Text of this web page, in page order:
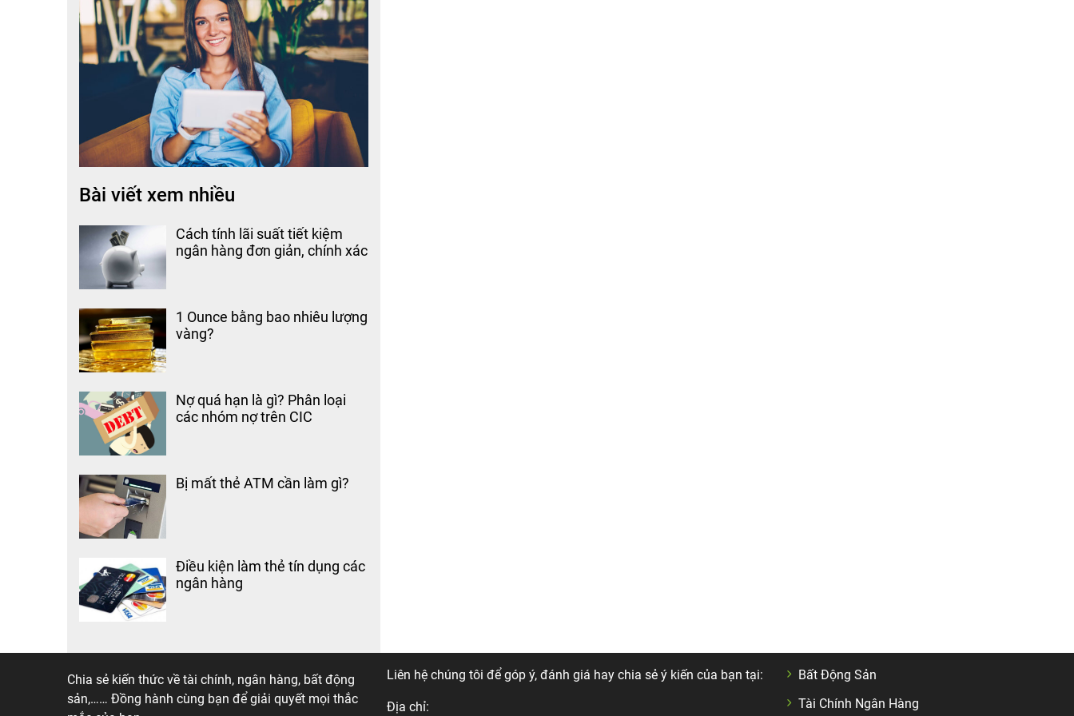
Bài viết xem nhiều
Cách tính lãi suất tiết kiệm
ngân hàng đơn giản, chính xác
1 Ounce bằng bao nhiêu lượng
vàng?
Nợ quá hạn là gì? Phân loại
các nhóm nợ trên CIC
Bị mất thẻ ATM cần làm gì?
Điều kiện làm thẻ tín dụng các
ngân hàng
Chia sẻ kiến thức về tài chính, ngân hàng, bất động
sản,…… Đồng hành cùng bạn để giải quyết mọi thắc
Liên hệ chúng tôi để góp ý, đánh giá hay chia sẻ ý kiến của bạn tại:
Địa chỉ:
Bất Động Sản
Tài Chính Ngân Hàng